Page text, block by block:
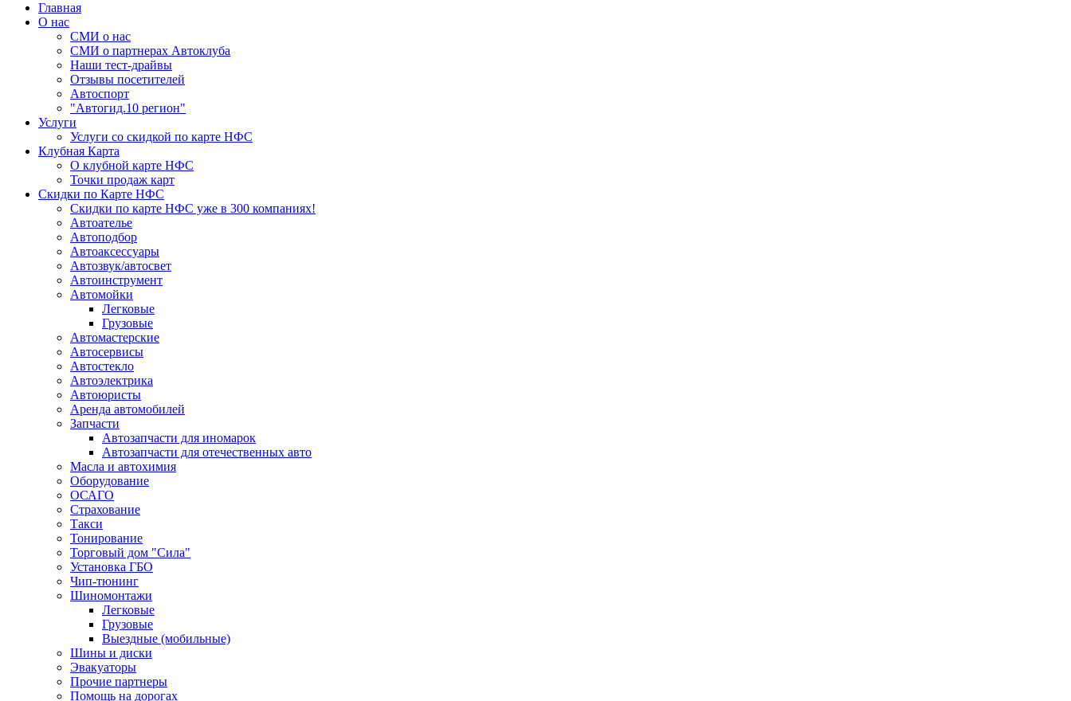
Главная
О нас
СМИ о нас
СМИ о партнерах Автоклуба
Наши тест-драйвы
Отзывы посетителей
Автоспорт
"Автогид.10 регион"
Услуги
Услуги со скидкой по карте НФС
Клубная Карта
О клубной карте НФС
Точки продаж карт
Скидки по Карте НФС
Скидки по карте НФС уже в 300 компаниях!
Автоателье
Автоподбор
Автоаксессуары
Автозвук/автосвет
Автоинструмент
Автомойки
Легковые
Грузовые
Автомастерские
Автосервисы
Автостекло
Автоэлектрика
Автоюристы
Аренда автомобилей
Запчасти
Автозапчасти для иномарок
Автозапчасти для отечественных авто
Масла и автохимия
Оборудование
ОСАГО
Страхование
Такси
Тонирование
Торговый дом "Сила"
Установка ГБО
Чип-тюнинг
Шиномонтажи
Легковые
Грузовые
Выездные (мобильные)
Шины и диски
Эвакуаторы
Прочие партнеры
Помощь на дорогах